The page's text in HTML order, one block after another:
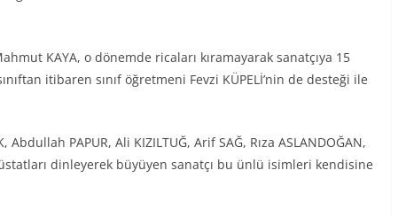
KAYA, o dönemde ricaları kıramayarak sanatçıya 15
itibaren sınıf öğretmeni Fevzi KÜPELİ’nin de desteği ile
PAPUR, Ali KIZILTUĞ, Arif SAĞ, Rıza ASLANDOĞAN,
dinleyerek büyüyen sanatçı bu ünlü isimleri kendisine